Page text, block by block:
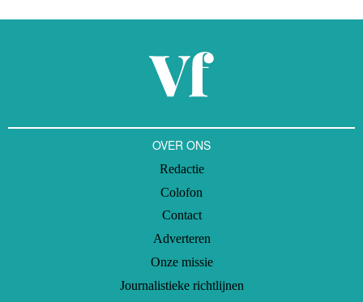
van de kinderen met een nierziekte te kunnen genezen.
OVER ONS
Redactie
Colofon
Contact
Adverteren
Onze missie
Journalistieke richtlijnen